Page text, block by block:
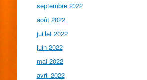
septembre 2022
août 2022
juillet 2022
juin 2022
mai 2022
avril 2022